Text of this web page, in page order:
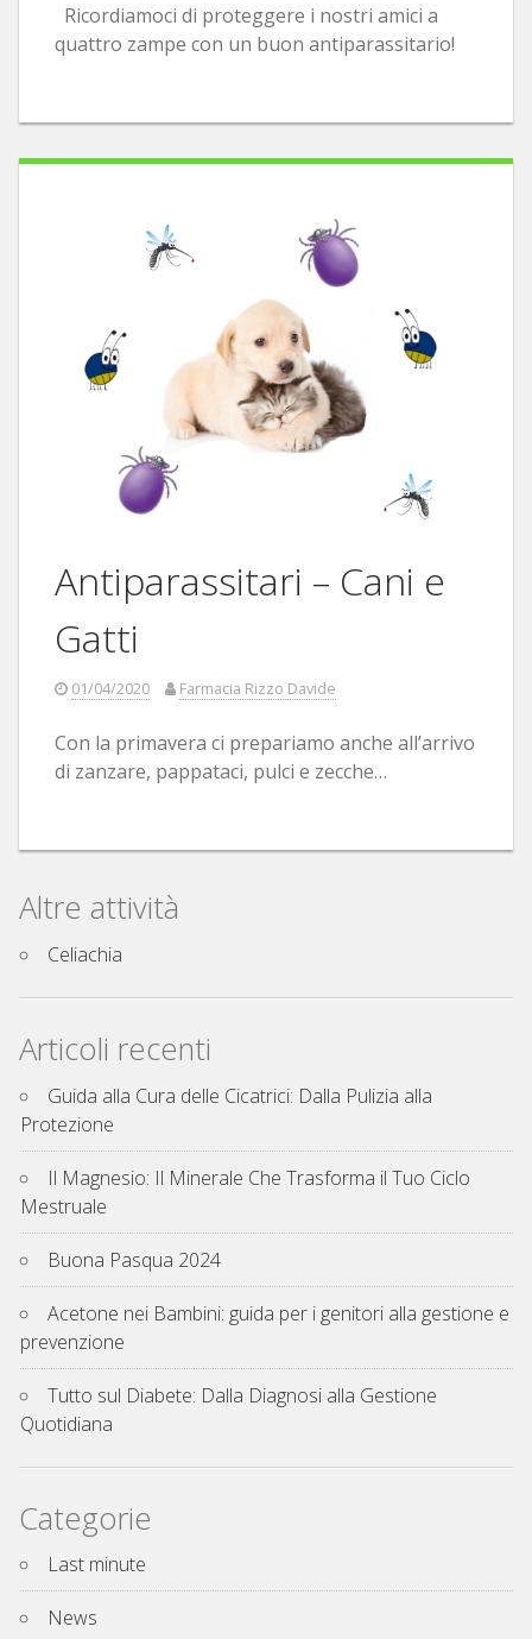
Ricordiamoci di proteggere i nostri amici a
quattro zampe con un buon antiparassitario!
Antiparassitari – Cani e
Gatti
01/04/2020 Farmacia Rizzo Davide
Con la primavera ci prepariamo anche all’arrivo
di zanzare, pappataci, pulci e zecche…
Altre attività
Celiachia
Articoli recenti
Guida alla Cura delle Cicatrici: Dalla Pulizia alla
Protezione
Il Magnesio: Il Minerale Che Trasforma il Tuo Ciclo
Mestruale
Buona Pasqua 2024
Acetone nei Bambini: guida per i genitori alla gestione e
prevenzione
Tutto sul Diabete: Dalla Diagnosi alla Gestione
Quotidiana
Categorie
Last minute
News